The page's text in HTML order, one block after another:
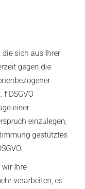
die sich aus Ihrer
gegen die
f DSGVO
einer
einzulegen;
gestütztes
wir Ihre
verarbeiten, es